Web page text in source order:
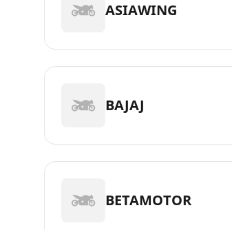
ASIAWING
BAJAJ
BETAMOTOR